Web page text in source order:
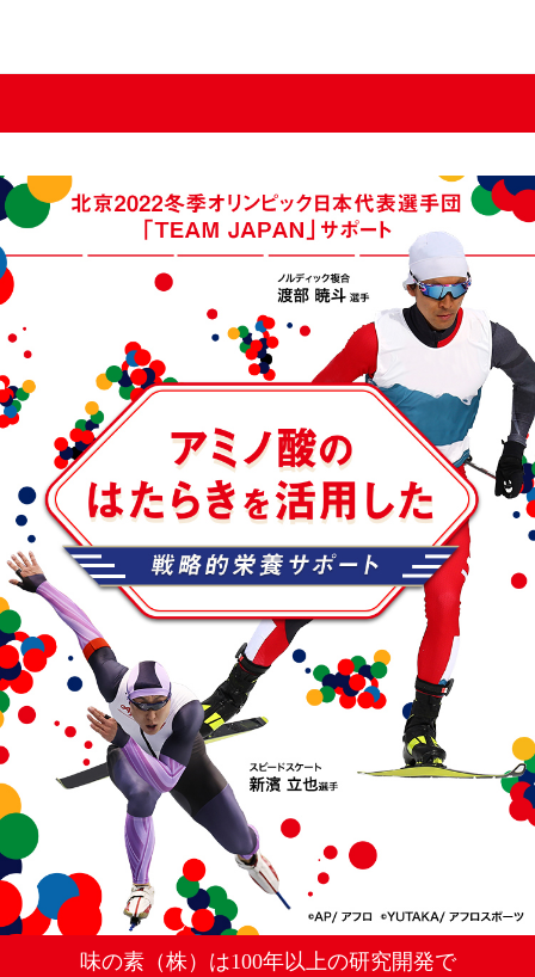
味の素（株）は100年以上の研究開発で